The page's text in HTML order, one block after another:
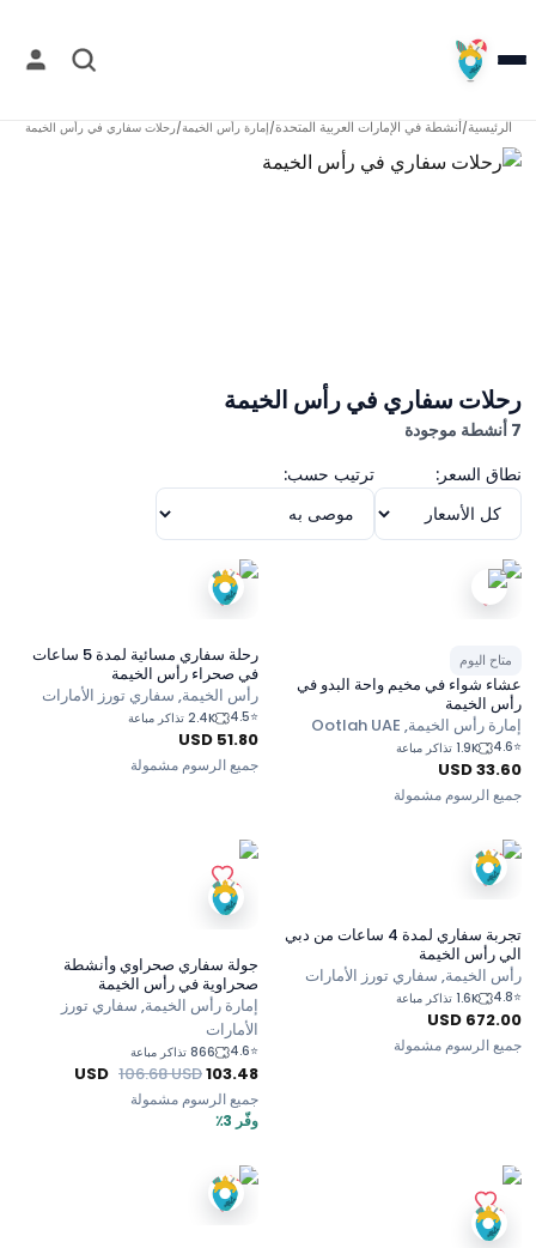
الرئيسية/أنشطة في الإمارات العربية المتحدة/إمارة رأس الخيمة/رحلات سفاري في رأس الخيمة
رحلات سفاري في رأس الخيمة
7 أنشطة موجودة
نطاق السعر:
ترتيب حسب:
متاح اليوم
عشاء شواء في مخيم واحة البدو في
رأس الخيمة
إمارة رأس الخيمة, Ootlah UAE
⭐
4.6 1.9K تذاكر مباعة
33.60
USD
جميع الرسوم مشمولة
رحلة سفاري مسائية لمدة 5 ساعات
في صحراء رأس الخيمة
رأس الخيمة, سفاري تورز الأمارات
⭐
4.5 2.4K تذاكر مباعة
51.80
USD
جميع الرسوم مشمولة
تجربة سفاري لمدة 4 ساعات من دبي
الي رأس الخيمة
رأس الخيمة, سفاري تورز الأمارات
⭐
4.8 1.6K تذاكر مباعة
672.00
USD
جميع الرسوم مشمولة
جولة سفاري صحراوي وأنشطة
صحراوية في رأس الخيمة
إمارة رأس الخيمة, سفاري تورز
الأمارات
⭐
4.6 866 تذاكر مباعة
103.48
USD 106.68USD
وفّر 3٪
جميع الرسوم مشمولة